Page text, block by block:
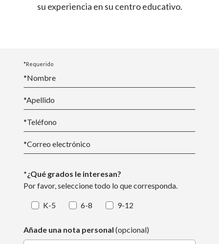
su experiencia en su centro educativo.
*Requerido
*Nombre
*Apellido
*Teléfono
*Correo electrónico
*¿Qué grados le interesan?
Por favor, seleccione todo lo que corresponda.
K-5 6-8 9-12
Añade una nota personal (opcional)